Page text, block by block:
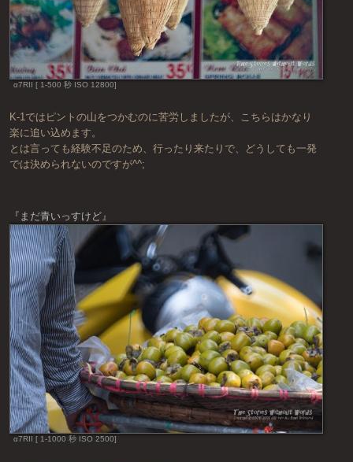
α7RII [ 1-500 秒 ISO 12800]
K-1ではピントの山をつかむのに苦労しましたが、こちらはかなり
楽に追い込めます。
とは言っても経験不足のため、行ったり来たりで、どうしても一発
では決められないのですが^^;
『まだ青いっすけど』
α7RII [ 1-1000 秒 ISO 2500]